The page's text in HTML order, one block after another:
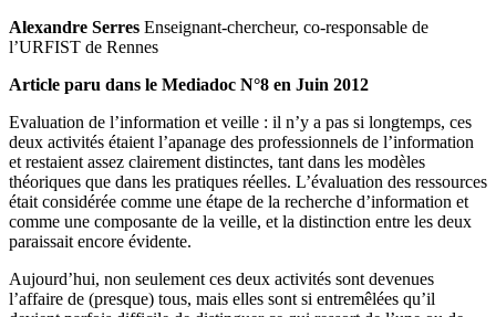
Alexandre Serres Enseignant-chercheur, co-responsable de
lʼURFIST de Rennes
Article paru dans le Mediadoc N°8 en Juin 2012
Evaluation de l’information et veille : il n’y a pas si longtemps, ces
deux activités étaient l’apanage des professionnels de l’information
et restaient assez clairement distinctes, tant dans les modèles
théoriques que dans les pratiques réelles. L’évaluation des ressources
était considérée comme une étape de la recherche d’information et
comme une composante de la veille, et la distinction entre les deux
paraissait encore évidente.
Aujourd’hui, non seulement ces deux activités sont devenues
l’affaire de (presque) tous, mais elles sont si entremêlées qu’il